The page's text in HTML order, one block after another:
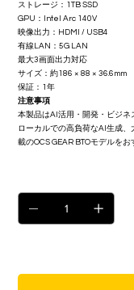
ストレージ：1TB SSD
GPU：Intel Arc 140V
映像出力：HDMI / USB4
有線LAN：5G LAN
最大3画面出力対応
サイズ：約186 × 88 × 36.6mm
保証：1年
注意事項
本製品はAI活用・開発・ビジネ
ローカルでの高負荷なAI生成
載のOCS GEAR BTOモデルをお